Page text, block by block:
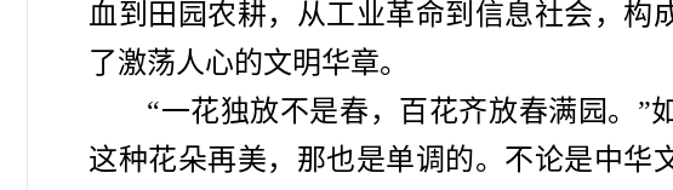
血到田园农耕，从工业革命到信息社会，构
了激荡人心的文明华章。
“一花独放不是春，百花齐放春满园。”
这种花朵再美，那也是单调的。不论是中华